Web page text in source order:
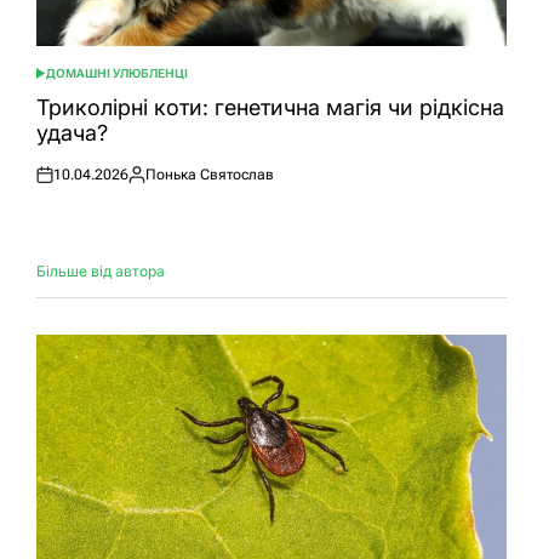
ОПУБЛІКУВАТИ
У
ДОМАШНІ УЛЮБЛЕНЦІ
Триколірні коти: генетична магія чи рідкісна
удача?
Оприлюднено
10.04.2026
Опубліковано
Понька Святослав
Більше від автора